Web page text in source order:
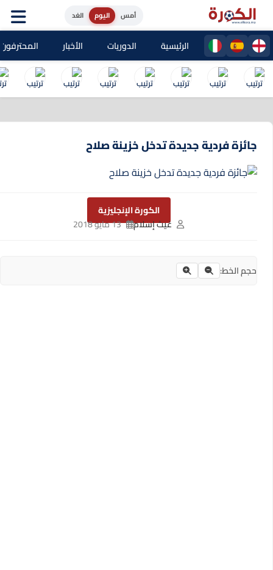
اليوم الغد
الرئيسية الدوريات الأخبار المحترفون
جائزة فردية جديدة تدخل خزينة صلاح
الكورة الإنجليزية
غيث إسلام
13 مايو 2018
حجم الخط: